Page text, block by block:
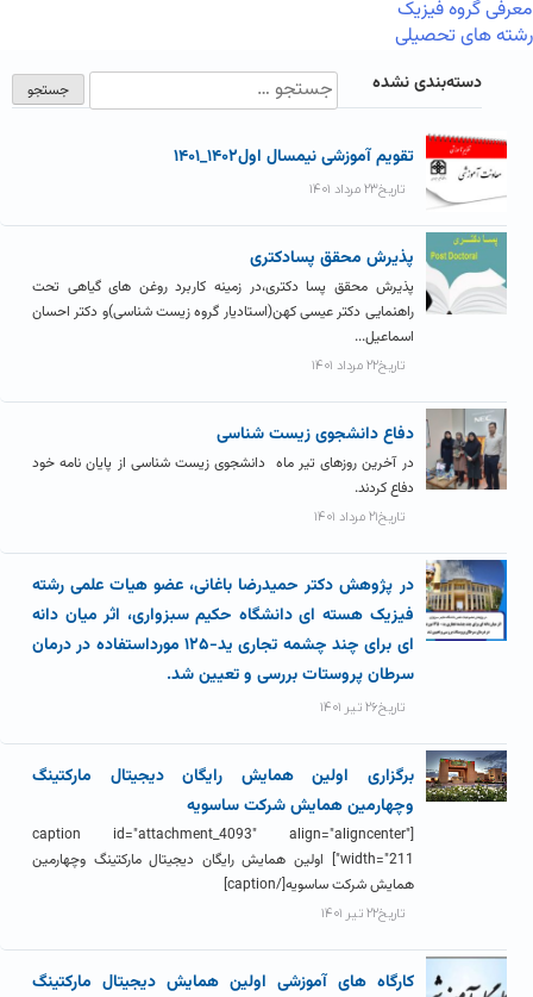
معرفی گروه فیزیک
رشته های تحصیلی
دسته‌بندی نشده
تقویم آموزشی نیمسال اول۱۴۰۲_۱۴۰۱
تاریخ۲۳ مرداد ۱۴۰۱
پذیرش محقق پسادکتری
پذیرش محقق پسا دکتری،در زمینه کاربرد روغن های گیاهی تحت
راهنمایی دکتر عیسی کهن(استادیار گروه زیست شناسی)و دکتر احسان
اسماعیل...
تاریخ۲۲ مرداد ۱۴۰۱
دفاع دانشجوی زیست شناسی
در آخرین روزهای تیر ماه دانشجوی زیست شناسی از پایان نامه خود
دفاع کردند.
تاریخ۲۱ مرداد ۱۴۰۱
در پژوهش دکتر حمیدرضا باغانی، عضو هیات علمی رشته
فیزیک هسته ای دانشگاه حکیم سبزواری، اثر میان دانه
ای برای چند چشمه تجاری ید-۱۲۵ مورداستفاده در درمان
سرطان پروستات بررسی و تعیین شد.
تاریخ۲۶ تیر ۱۴۰۱
برگزاری اولین همایش رایگان دیجیتال مارکتینگ
وچهارمین همایش شرکت ساسویه
[caption id="attachment_4093" align="aligncenter"
width="211"] اولین همایش رایگان دیجیتال مارکتینگ وچهارمین
همایش شرکت ساسویه[/caption]
تاریخ۲۲ تیر ۱۴۰۱
کارگاه های آموزشی اولین همایش دیجیتال مارکتینگ